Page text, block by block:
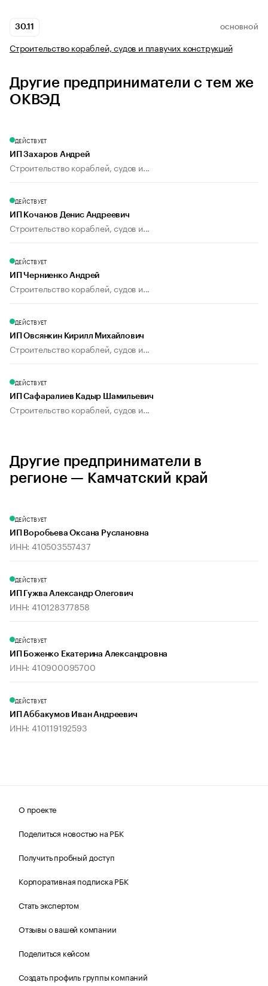
30.11 ОСНОВНОЙ
Строительство кораблей, судов и плавучих конструкций
Другие предприниматели с тем же
ОКВЭД
ДЕЙСТВУЕТ
ИП Захаров Андрей
Строительство кораблей, судов и...
ДЕЙСТВУЕТ
ИП Кочанов Денис Андреевич
Строительство кораблей, судов и...
ДЕЙСТВУЕТ
ИП Черниенко Андрей
Строительство кораблей, судов и...
ДЕЙСТВУЕТ
ИП Овсянкин Кирилл Михайлович
Строительство кораблей, судов и...
ДЕЙСТВУЕТ
ИП Сафаралиев Кадыр Шамильевич
Строительство кораблей, судов и...
Другие предприниматели в
регионе — Камчатский край
ДЕЙСТВУЕТ
ИП Воробьева Оксана Руслановна
ИНН: 410503557437
ДЕЙСТВУЕТ
ИП Гужва Александр Олегович
ИНН: 410128377858
ДЕЙСТВУЕТ
ИП Боженко Екатерина Александровна
ИНН: 410900095700
ДЕЙСТВУЕТ
ИП Аббакумов Иван Андреевич
ИНН: 410119192593
О проекте
Поделиться новостью на РБК
Получить пробный доступ
Корпоративная подписка РБК
Стать экспертом
Отзывы о вашей компании
Поделиться кейсом
Создать профиль группы компаний